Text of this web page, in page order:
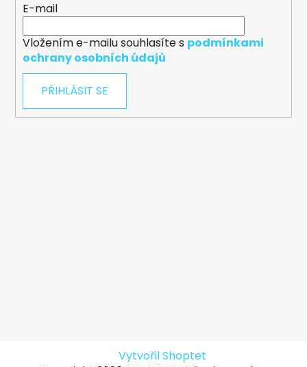
E-mail
Vložením e-mailu souhlasíte s podmínkami
ochrany osobních údajů
PŘIHLÁSIT SE
Vytvořil Shoptet